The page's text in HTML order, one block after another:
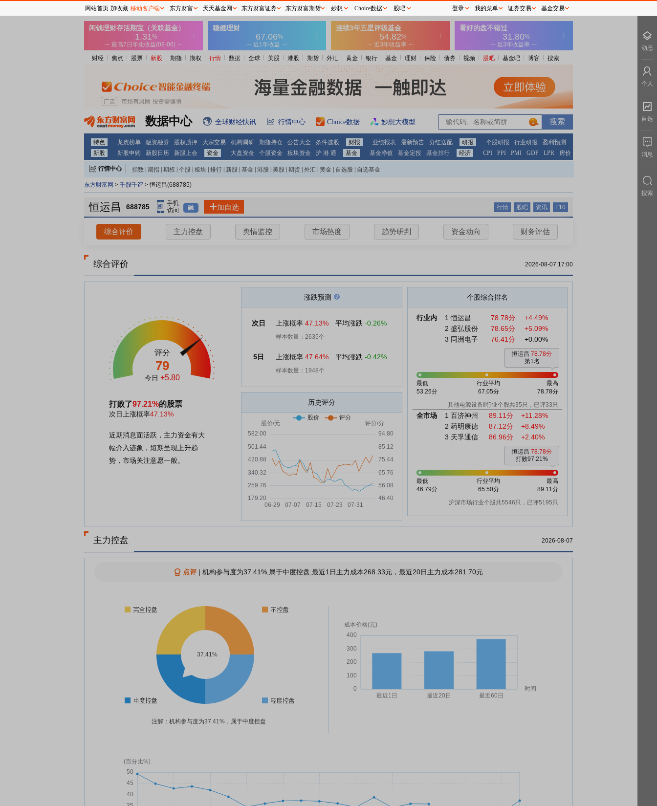
财经 焦点 股票 新股 期指 期权 行情 数据 全球 美股 港股 期货 外汇 黄金 银行 基金 理财 保险 债券 视频 股吧 基金吧 博客 搜索
数据中心 全球财经快讯 行情中心 Choice数据 妙想大模型 1
特色 龙虎榜单 融资融券 股权质押 大宗交易 机构调研 期指持仓 公告大全 条件选股 财报 业绩报表 最新预告 分红送配 研报 个股研报 行业研报
盈利预测
新股
新股申购 新股日历 新股上会 资金 大盘资金 个股资金 板块资金 沪 港 通 基金 基金净值 基金定投 基金排行 经济 CPI PPI PMI GDP LPR 房价
行情中心 指数 期指 期权 个股 板块 排行 新股 基金 港股 美股 期货 外汇 黄金 自选股 自选基金
东方财富网 > 千股千评 > 恒运昌(688785)
恒运昌 688785 融 加自选 行情 股吧 资讯 F10
综合评价 主力控盘 舆情监控 市场热度 趋势研判 资金动向 财务评估
综合评价 2026-08-07 17:00
评分
79
今日 +5.80
打败了97.21%的股票
次日上涨概率47.13%
近期消息面活跃，主力资金有大
幅介入迹象，短期呈现上升趋
势，市场关注意愿一般。
涨跌预测
次日 上涨概率 47.13% 平均涨跌 -0.26%
样本数量：2635个
5日 上涨概率 47.64% 平均涨跌 -0.42%
样本数量：1948个
历史评分
个股综合排名
行业内 1 恒运昌 78.78分
+4.49%
2 盛弘股份 78.65分
+5.09%
3 同洲电子 76.41分 +0.00%
恒运昌 78.78分
第1名
最低
53.26分
行业平均
67.05分
最高
78.78分
其他电源设备Ⅱ行业个股共35只，已评33只
全市场 1 百济神州 89.11分
+11.28%
2 药明康德 87.12分
+8.49%
3 天孚通信 86.96分 +2.40%
恒运昌 78.78分
打败97.21%
最低
46.79分
行业平均
65.50分
最高
89.11分
沪深市场行业个股共5546只，已评5195只
主力控盘 2026-08-07
点评| 机构参与度为37.41%,属于中度控盘,最近1日主力成本268.33元，最近20日主力成本281.70元
37.41%
注解：机构参与度为37.41%，属于中度控盘
网站首页 加收藏 移动客户端 东方财富 天天基金网 东方财富证券 东方财富期货 妙想 Choice数据 股吧 登录 我的菜单 证券交易 基金交易
动态
个人
自选
消息
搜索